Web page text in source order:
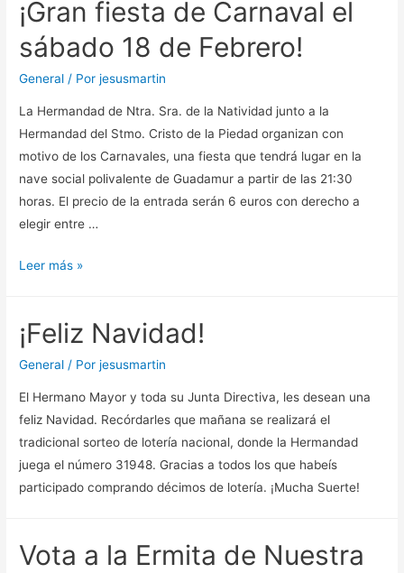
de
Abril
en
Guadamur!
¡Gran fiesta de Carnaval el
sábado 18 de Febrero!
General / Porjesusmartin
La Hermandad de Ntra. Sra. de la Natividad junto a la
Hermandad del Stmo. Cristo de la Piedad organizan con
motivo de los Carnavales, una fiesta que tendrá lugar en la
nave social polivalente de Guadamur a partir de las 21:30
horas. El precio de la entrada serán 6 euros con derecho a
elegir entre …
¡Gran
Carnaval
18
de
Febrero!
Leer más »
¡Feliz Navidad!
General / Porjesusmartin
El Hermano Mayor y toda su Junta Directiva, les desean una
feliz Navidad. Recórdarles que mañana se realizará el
tradicional sorteo de lotería nacional, donde la Hermandad
juega el número 31948. Gracias a todos los que habeís
participado comprando décimos de lotería. ¡Mucha Suerte!
Vota a la Ermita de Nuestra